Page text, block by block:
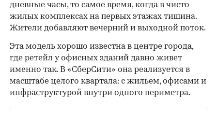
дневные часы, то самое время, когда в чисто
жилых комплексах на первых этажах тишина.
Жители добавляют вечерний и выходной поток.
Эта модель хорошо известна в центре города,
где ретейл у офисных зданий давно живет
именно так. В «СберСити» она реализуется в
масштабе целого квартала: с жильем, офисами и
инфраструктурой внутри одного периметра.